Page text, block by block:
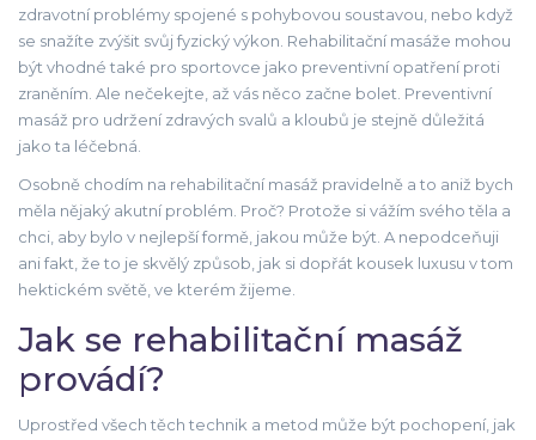
zdravotní problémy spojené s pohybovou soustavou, nebo když
se snažíte zvýšit svůj fyzický výkon. Rehabilitační masáže mohou
být vhodné také pro sportovce jako preventivní opatření proti
zraněním. Ale nečekejte, až vás něco začne bolet. Preventivní
masáž pro udržení zdravých svalů a kloubů je stejně důležitá
jako ta léčebná.
Osobně chodím na rehabilitační masáž pravidelně a to aniž bych
měla nějaký akutní problém. Proč? Protože si vážím svého těla a
chci, aby bylo v nejlepší formě, jakou může být. A nepodceňuji
ani fakt, že to je skvělý způsob, jak si dopřát kousek luxusu v tom
hektickém světě, ve kterém žijeme.
Jak se rehabilitační masáž
provádí?
Uprostřed všech těch technik a metod může být pochopení, jak